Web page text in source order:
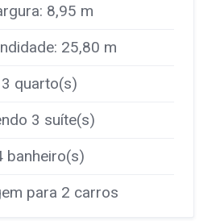
8,95 m
25,80 m
3 quarto(s)
3 suíte(s)
banheiro(s)
para 2 carros